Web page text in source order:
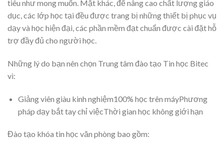
tiêu như mong muốn. Mặt khác, để nâng cao chất lượng giáo
dục, các lớp học tại đều được trang bị những thiết bị phục vụ
dạy và học hiện đại, các phần mềm đạt chuẩn được cài đặt hỗ
trợ đầy đủ cho người học.
Những lý do bạn nên chọn Trung tâm đào tạo Tin học Bitec
vì:
Giảng viên giàu kinh nghiệm100% học trên máyPhương
pháp dạy bắt tay chỉ việcThời gian học không giới hạn
Đào tạo khóa tin học văn phòng bao gồm: